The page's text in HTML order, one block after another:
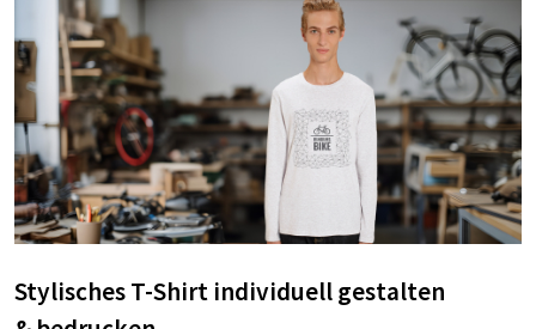
Stylisches T-Shirt individuell gestalten